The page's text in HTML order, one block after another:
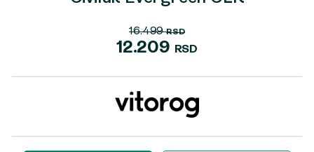
16.499RSD
Originalna
16.499 RSD.
12.209
RSD
cena
12.209 RSD.